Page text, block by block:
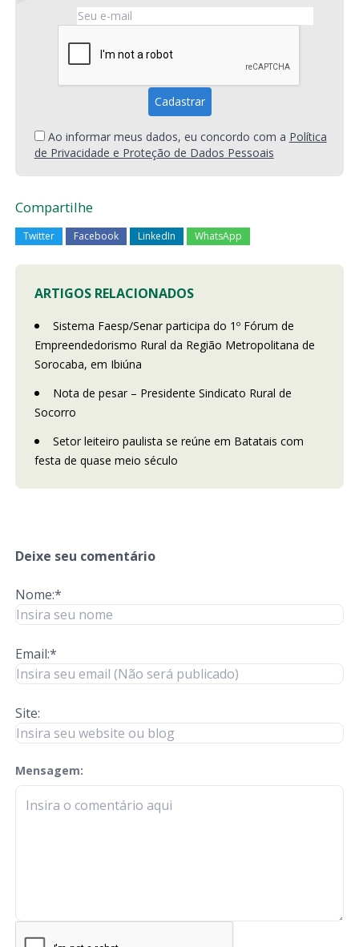
Ao informar meus dados, eu concordo com a Política
de Privacidade e Proteção de Dados Pessoais
Compartilhe
Twitter Facebook LinkedIn WhatsApp
ARTIGOS RELACIONADOS
Sistema Faesp/Senar participa do 1º Fórum de
Empreendedorismo Rural da Região Metropolitana de
Sorocaba, em Ibiúna
Nota de pesar – Presidente Sindicato Rural de
Socorro
Setor leiteiro paulista se reúne em Batatais com
festa de quase meio século
Deixe seu comentário
Nome:*
Email:*
Site:
Mensagem:
check-terms